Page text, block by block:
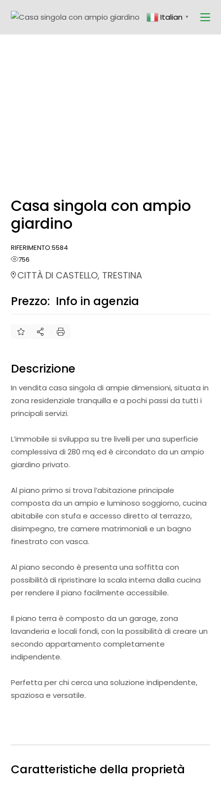
the Italian ▼
Casa singola con ampio
giardino
RIFERIMENTO:5584
756
CITTÀ DI CASTELLO, TRESTINA
Prezzo: Info in agenzia
Descrizione
In vendita casa singola di ampie dimensioni, situata in
zona residenziale tranquilla e a pochi passi da tutti i
principali servizi.
L’immobile si sviluppa su tre livelli per una superficie
complessiva di 280 mq ed è circondato da un ampio
giardino privato.
Al piano primo si trova l’abitazione principale
composta da un ampio e luminoso soggiorno, cucina
abitabile con stufa e accesso diretto al terrazzo,
disimpegno, tre camere matrimoniali e un bagno
finestrato con vasca.
Al piano secondo è presenta una soffitta con
possibilità di ripristinare la scala interna dalla cucina
per rendere il piano facilmente accessibile.
Il piano terra è composto da un garage, zona
lavanderia e locali fondi, con la possibilità di creare un
secondo appartamento completamente
indipendente.
Perfetta per chi cerca una soluzione indipendente,
spaziosa e versatile.
Caratteristiche della proprietà